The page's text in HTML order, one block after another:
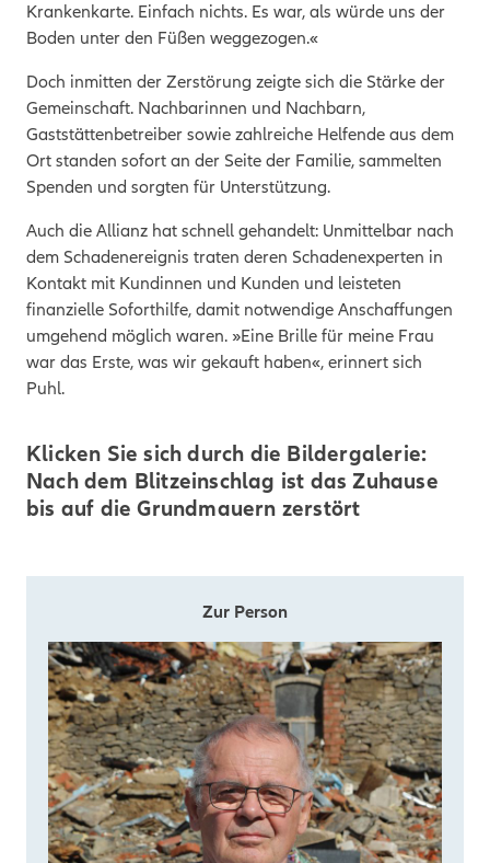
Zur Person
Krankenkarte. Einfach nichts. Es war, als würde uns der
Boden unter den Füßen weggezogen.«
Doch inmitten der Zerstörung zeigte sich die Stärke der
Gemeinschaft. Nachbarinnen und Nachbarn,
Gaststättenbetreiber sowie zahlreiche Helfende aus dem
Ort standen sofort an der Seite der Familie, sammelten
Spenden und sorgten für Unterstützung.
Auch die Allianz hat schnell gehandelt: Unmittelbar nach
dem Schadenereignis traten deren Schadenexperten in
Kontakt mit Kundinnen und Kunden und leisteten
finanzielle Soforthilfe, damit notwendige Anschaffungen
umgehend möglich waren. »Eine Brille für meine Frau
war das Erste, was wir gekauft haben«, erinnert sich
Puhl.
Klicken Sie sich durch die Bildergalerie:
Nach dem Blitzeinschlag ist das Zuhause
bis auf die Grundmauern zerstört